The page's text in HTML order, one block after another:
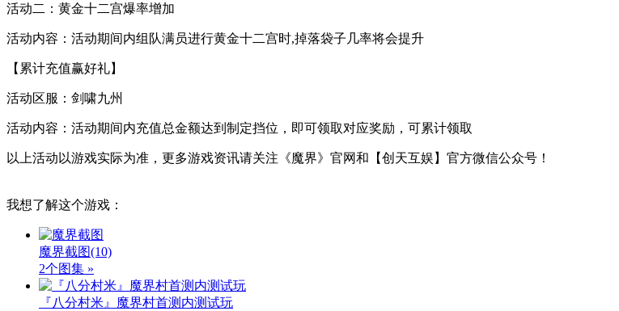
活动二：黄金十二宫爆率增加
活动内容：活动期间内组队满员进行黄金十二宫时,掉落袋子几率将会提升
【累计充值赢好礼】
活动区服：剑啸九州
活动内容：活动期间内充值总金额达到制定挡位，即可领取对应奖励，可累计领取
以上活动以游戏实际为准，更多游戏资讯请关注《魔界》官网和【创天互娱】官方微信公众号！
我想了解这个游戏：
魔界截图(10)
2个图集 »
『八分村米』魔界村首测内测试玩